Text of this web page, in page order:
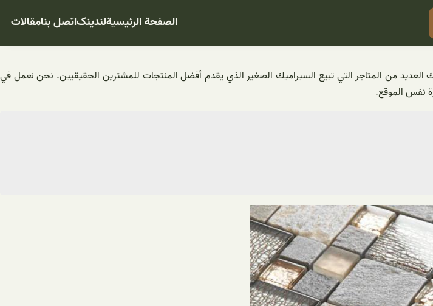
الصفحة الرئيسيةلندینکاتصل بنامقالات
العديد من المتاجر التي تبيع السيراميك الصغير الذي يقدم أفضل المنتجات للمشترين الحقيقيين. نحن نعمل في
نفس الموقع.